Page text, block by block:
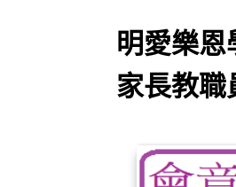
明愛樂恩
家長教職